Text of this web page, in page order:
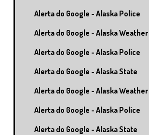
Alerta do Google - Alaska Police
Alerta do Google - Alaska Weather
Alerta do Google - Alaska Police
Alerta do Google - Alaska State
Alerta do Google - Alaska Weather
Alerta do Google - Alaska Police
Alerta do Google - Alaska State